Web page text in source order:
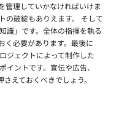
管理していかなければいけま
の破綻もありえます。 そして
識」です。全体の指揮を執る
く必要があります。最後に
ジェクトによって制作した
ントです。宣伝や広告、
えておくべきでしょう。